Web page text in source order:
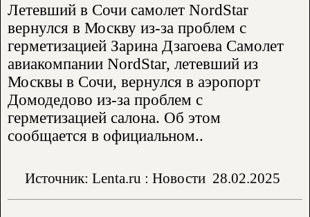
Летевший в Сочи самолет NordStar
вернулся в Москву из-за проблем с
герметизацией Зарина Дзагоева Самолет
авиакомпании NordStar, летевший из
Москвы в Сочи, вернулся в аэропорт
Домодедово из-за проблем с
герметизацией салона. Об этом
сообщается в официальном..
Источник: Lenta.ru : Новости 28.02.2025